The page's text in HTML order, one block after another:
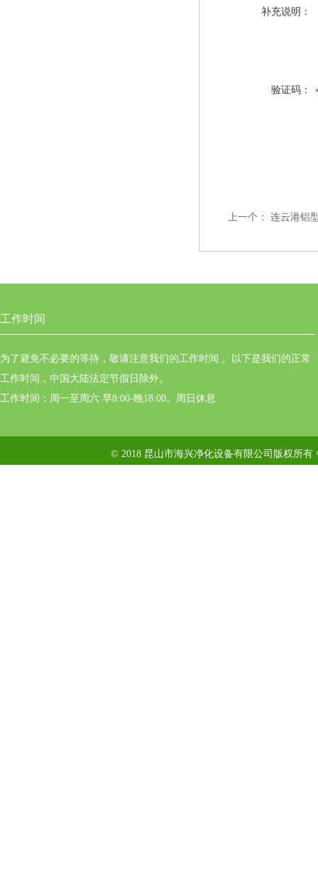
补充说明：
验证码：
上一个： 连云港铝
工作时间
为了避免不必要的等待，敬请注意我们的工作时间 。以下是我们的正常
工作时间，中国大陆法定节假日除外。
工作时间：周一至周六 早8:00-晚18:00。周日休息
© 2018 昆山市海兴净化设备有限公司版权所有